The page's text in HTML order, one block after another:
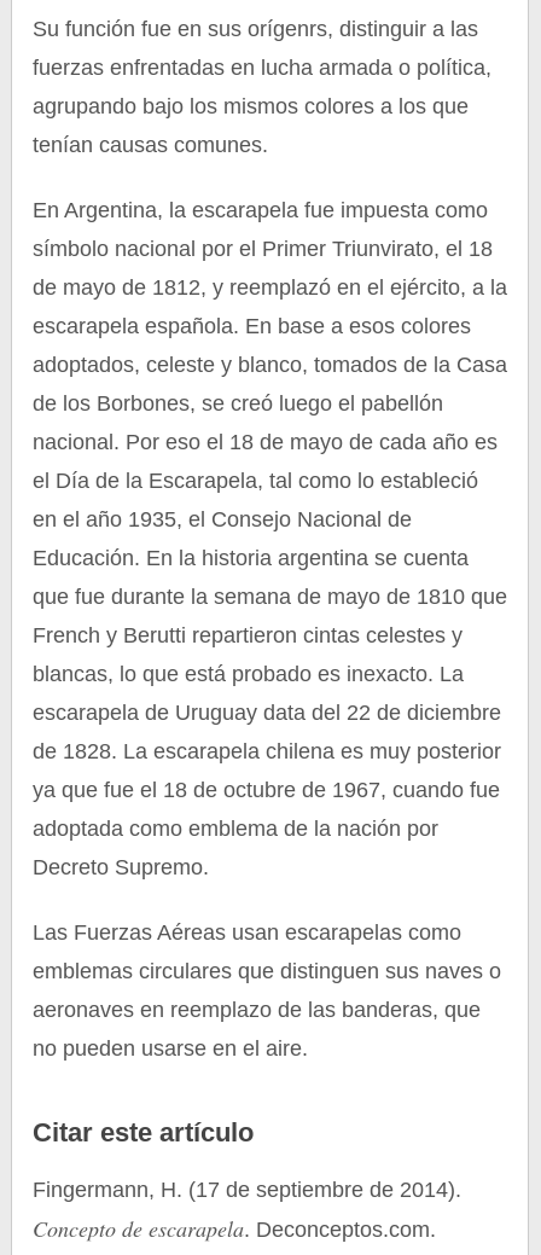
Su función fue en sus orígenrs, distinguir a las
fuerzas enfrentadas en lucha armada o política,
agrupando bajo los mismos colores a los que
tenían causas comunes.
En Argentina, la escarapela fue impuesta como
símbolo nacional por el Primer Triunvirato, el 18
de mayo de 1812, y reemplazó en el ejército, a la
escarapela española. En base a esos colores
adoptados, celeste y blanco, tomados de la Casa
de los Borbones, se creó luego el pabellón
nacional. Por eso el 18 de mayo de cada año es
el Día de la Escarapela, tal como lo estableció
en el año 1935, el Consejo Nacional de
Educación. En la historia argentina se cuenta
que fue durante la semana de mayo de 1810 que
French y Berutti repartieron cintas celestes y
blancas, lo que está probado es inexacto. La
escarapela de Uruguay data del 22 de diciembre
de 1828. La escarapela chilena es muy posterior
ya que fue el 18 de octubre de 1967, cuando fue
adoptada como emblema de la nación por
Decreto Supremo.
Las Fuerzas Aéreas usan escarapelas como
emblemas circulares que distinguen sus naves o
aeronaves en reemplazo de las banderas, que
no pueden usarse en el aire.
Citar este artículo
Fingermann, H. (17 de septiembre de 2014).
Concepto de escarapela. Deconceptos.com.